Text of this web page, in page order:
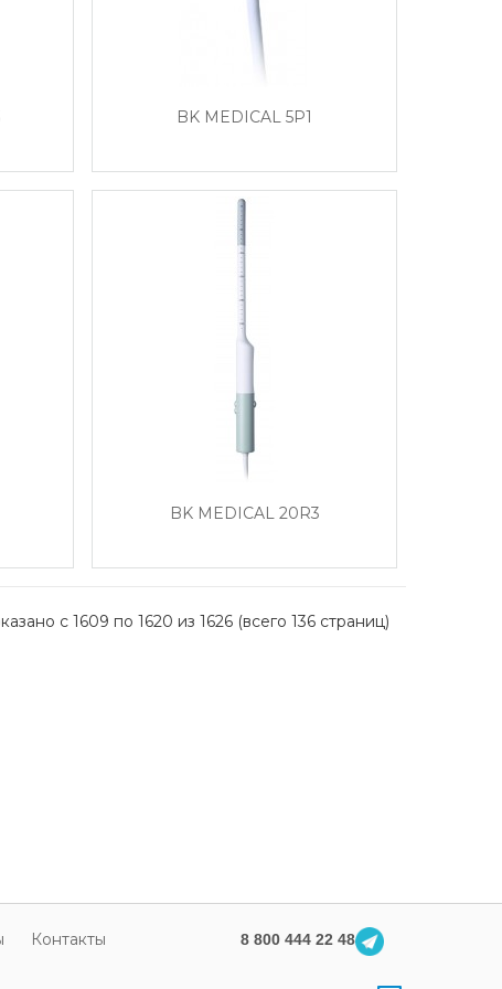
BK MEDICAL 5P1
BK MEDICAL 20R3
с 1609 по 1620 из 1626 (всего 136 страниц)
Контакты 8 800 444 22 48